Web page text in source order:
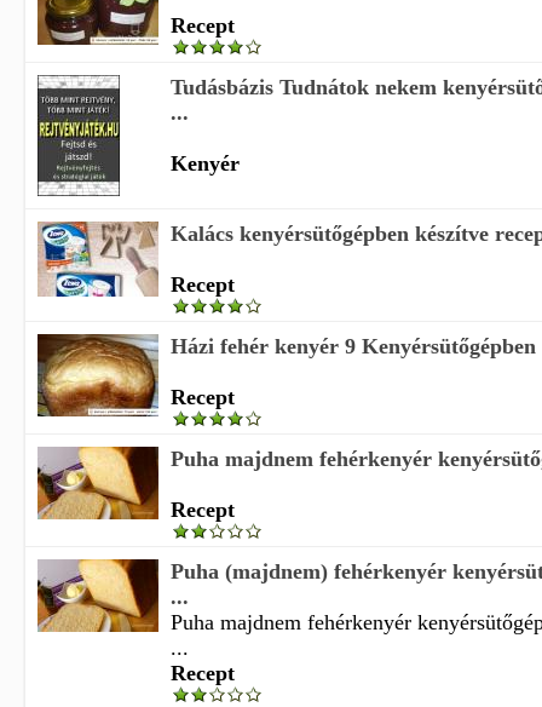
Recept
Tudásbázis Tudnátok nekem
...
Kenyér
Kalács kenyérsütőgépben készítve
Recept
Házi fehér kenyér 9
Recept
Puha majdnem fehérkenyér
Recept
Puha (majdnem) fehérkenyér
...
Puha majdnem fehérkenyér
...
Recept